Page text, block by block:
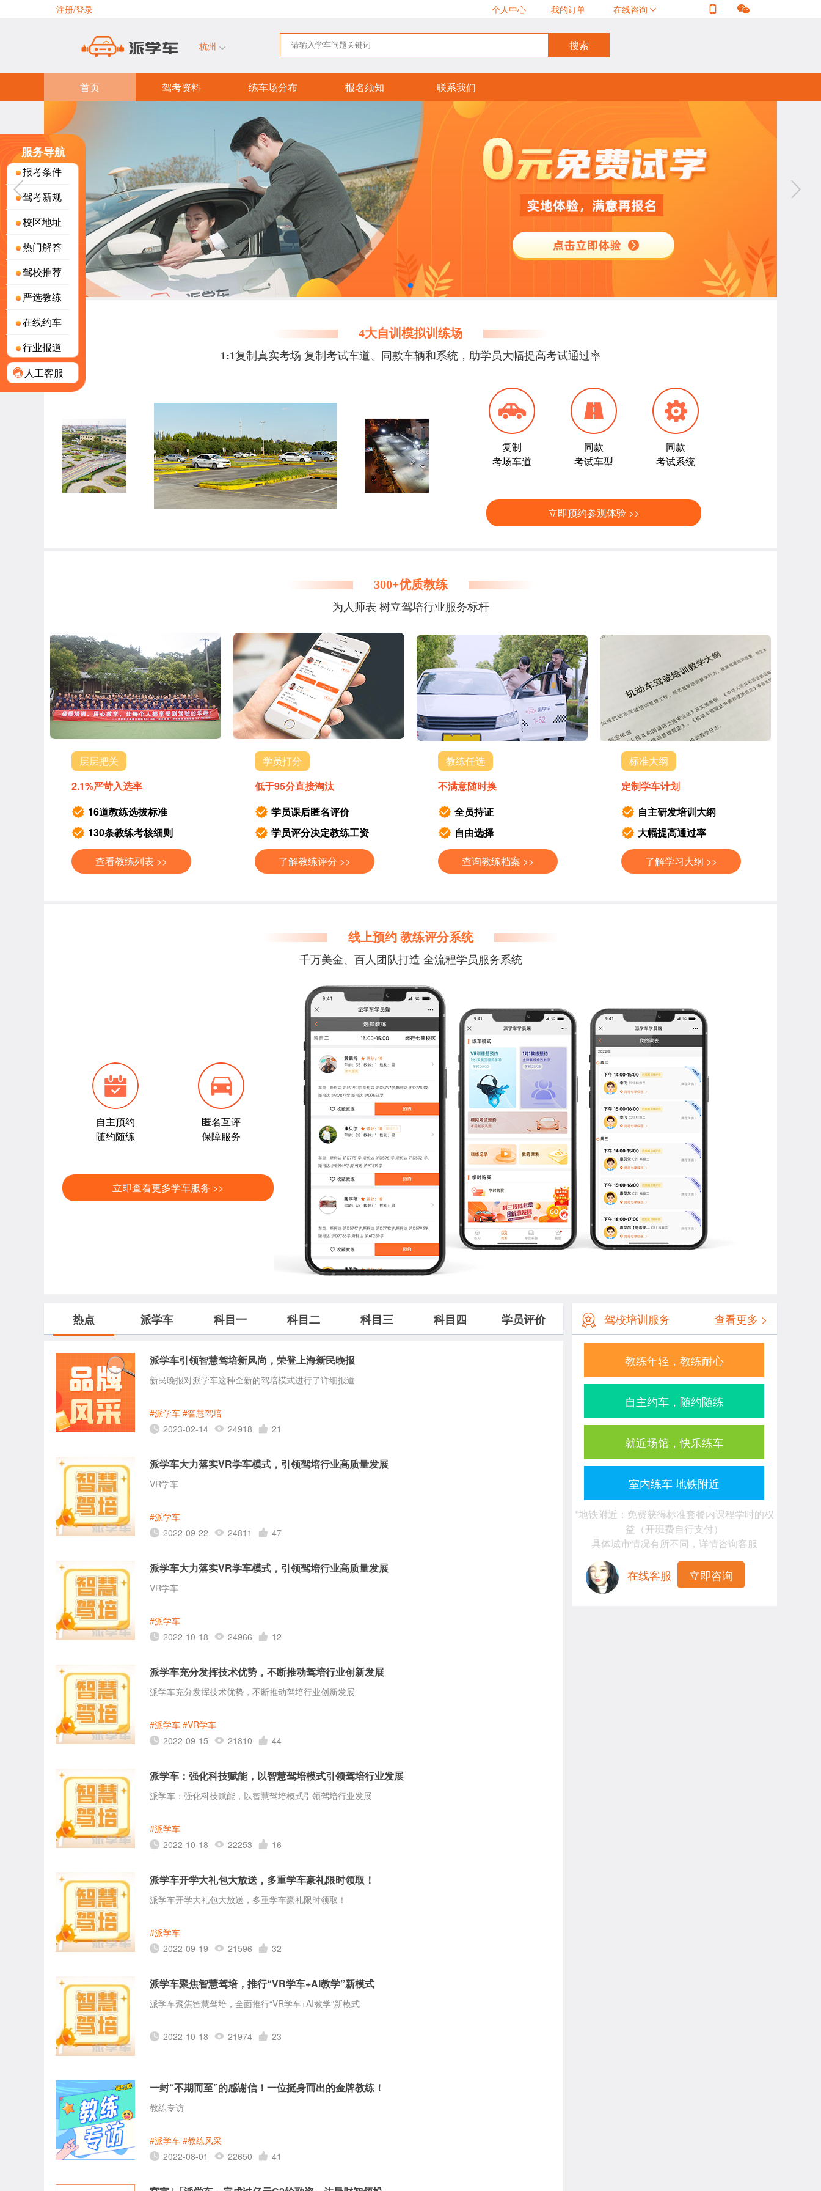
 
个人中心 我的订单 在线咨询
注册/登录
杭州 搜索
首页 驾考资料 练车场分布 报名须知 联系我们
4大自训模拟训练场
1:1复制真实考场 复制考试车道、同款车辆和系统，助学员大幅提高考试通过率
复制
考场车道
同款
考试车型
同款
考试系统
立即预约参观体验 >>
300+优质教练
为人师表 树立驾培行业服务标杆
层层把关
2.1%严苛入选率
16道教练选拔标准
130条教练考核细则
查看教练列表 >>
学员打分
低于95分直接淘汰
学员课后匿名评价
学员评分决定教练工资
了解教练评分 >>
教练任选
不满意随时换
全员持证
自由选择
查询教练档案 >>
标准大纲
定制学车计划
自主研发培训大纲
大幅提高通过率
了解学习大纲 >>
线上预约 教练评分系统
千万美金、百人团队打造 全流程学员服务系统
自主预约
随约随练
匿名互评
保障服务
立即查看更多学车服务 >>
热点 派学车 科目一 科目二 科目三 科目四 学员评价
派学车引领智慧驾培新风尚，荣登上海新民晚报
新民晚报对派学车这种全新的驾培模式进行了详细报道
#派学车 #智慧驾培
2023-02-14
24918 21
派学车大力落实VR学车模式，引领驾培行业高质量发展
VR学车
#派学车
2022-09-22
24811 47
派学车大力落实VR学车模式，引领驾培行业高质量发展
VR学车
#派学车
2022-10-18
24966 12
派学车充分发挥技术优势，不断推动驾培行业创新发展
派学车充分发挥技术优势，不断推动驾培行业创新发展
#派学车 #VR学车
2022-09-15
21810 44
派学车：强化科技赋能，以智慧驾培模式引领驾培行业发展
派学车：强化科技赋能，以智慧驾培模式引领驾培行业发展
#派学车
2022-10-18
22253 16
派学车开学大礼包大放送，多重学车豪礼限时领取！
派学车开学大礼包大放送，多重学车豪礼限时领取！
#派学车
2022-09-19
21596 32
派学车聚焦智慧驾培，推行“VR学车+AI教学”新模式
派学车聚焦智慧驾培，全面推行“VR学车+AI教学”新模式
2022-10-18 21974 23
一封“不期而至”的感谢信！一位挺身而出的金牌教练！
教练专访
#派学车 #教练风采
2022-08-01
22650 41
查看更多 >
驾校培训服务
教练年轻，教练耐心
自主约车，随约随练
就近场馆，快乐练车
室内练车 地铁附近
*地铁附近：免费获得标准套餐内课程学时的权
益（开班费自行支付）
具体城市情况有所不同，详情咨询客服
在线客服 立即咨询
服务导航
报考条件
驾考新规
校区地址
热门解答
驾校推荐
严选教练
在线约车
行业报道
人工客服